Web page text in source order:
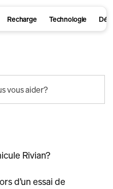
Recharge Technologie
vous aider?
Rivian?
d’un essai de